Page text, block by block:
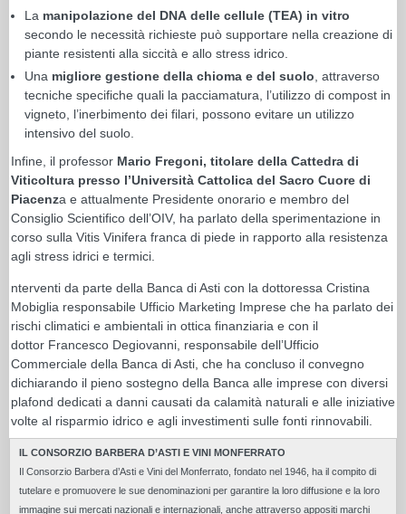
La manipolazione del DNA delle cellule (TEA) in vitro
secondo le necessità richieste può supportare nella creazione di
piante resistenti alla siccità e allo stress idrico.
Una migliore gestione della chioma e del suolo , attraverso
tecniche specifiche quali la pacciamatura, l’utilizzo di compost in
vigneto, l’inerbimento dei filari, possono evitare un utilizzo
intensivo del suolo.
Infine, il professor Mario Fregoni, titolare della Cattedra di
Viticoltura presso l’Università Cattolica del Sacro Cuore di
Piacenza e attualmente Presidente onorario e membro del
Consiglio Scientifico dell’OIV, ha parlato della sperimentazione in
corso sulla Vitis Vinifera franca di piede in rapporto alla resistenza
agli stress idrici e termici.
nterventi da parte della Banca di Asti con la dottoressa Cristina
Mobiglia responsabile Ufficio Marketing Imprese che ha parlato dei
rischi climatici e ambientali in ottica finanziaria e con il
dottor Francesco Degiovanni, responsabile dell’Ufficio
Commerciale della Banca di Asti, che ha concluso il convegno
dichiarando il pieno sostegno della Banca alle imprese con diversi
plafond dedicati a danni causati da calamità naturali e alle iniziative
volte al risparmio idrico e agli investimenti sulle fonti rinnovabili.
IL CONSORZIO BARBERA D’ASTI E VINI MONFERRATO
Il Consorzio Barbera d’Asti e Vini del Monferrato, fondato nel 1946, ha il compito di
tutelare e promuovere le sue denominazioni per garantire la loro diffusione e la loro
immagine sui mercati nazionali e internazionali, anche attraverso appositi marchi